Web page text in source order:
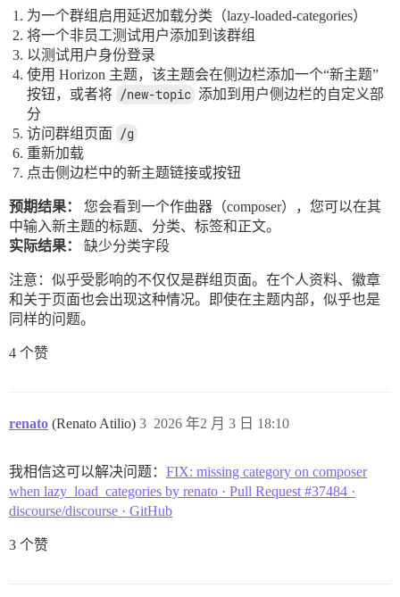
为一个群组启用延迟加载分类（lazy-loaded-categories）
将一个非员工测试用户添加到该群组
以测试用户身份登录
使用 Horizon 主题，该主题会在侧边栏添加一个“新主题”
按钮，或者将 /new-topic 添加到用户侧边栏的自定义部
分
访问群组页面
/g
重新加载
点击侧边栏中的新主题链接或按钮
预期结果：
您会看到一个作曲器（composer），您可以在其
中输入新主题的标题、分类、标签和正文。
实际结果：
缺少分类字段
注意：似乎受影响的不仅仅是群组页面。在个人资料、徽章
和关于页面也会出现这种情况。即使在主题内部，似乎也是
同样的问题。
4 个赞
renato (Renato Atilio) 2026 年2 月 3 日 18:10
3
我相信这可以解决问题： FIX: missing category on composer
when lazy_load_categories by renato · Pull Request #37484 ·
discourse/discourse · GitHub
3 个赞